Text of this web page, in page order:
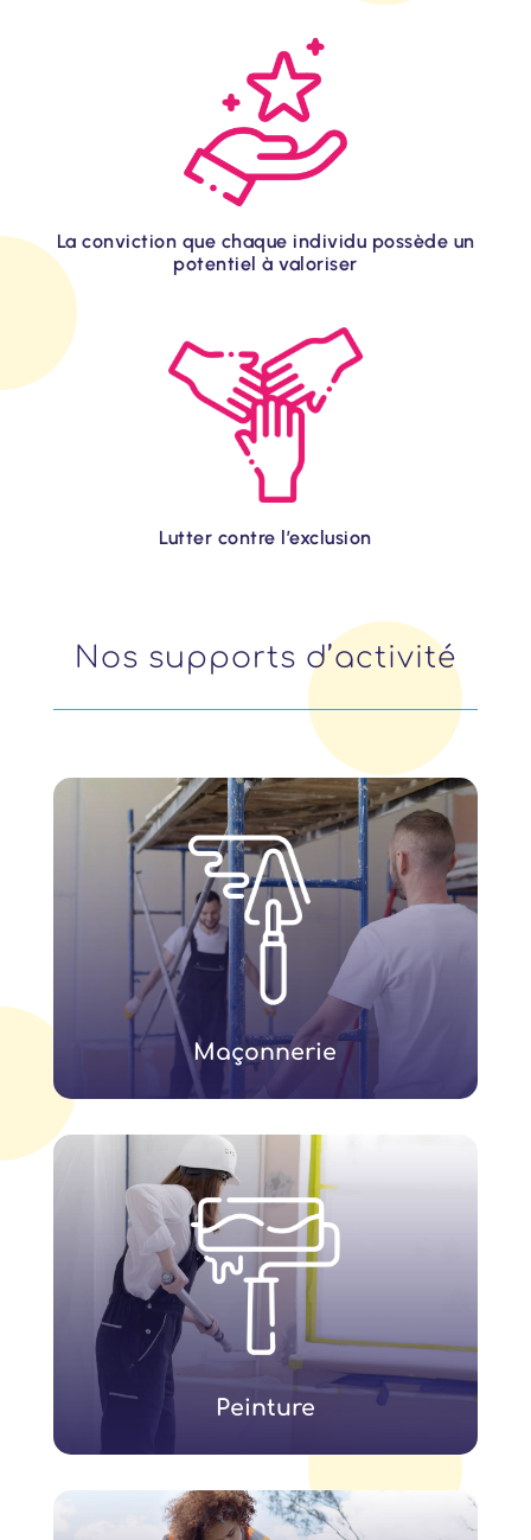
La conviction que chaque individu possède un
potentiel à valoriser
Lutter contre l’exclusion
Nos supports d’activité
Maçonnerie
Peinture